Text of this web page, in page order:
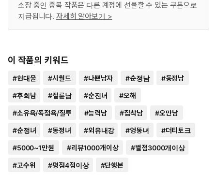
소장 중인 중복 작품은 다른 계정에 선물할 수 있는 쿠폰으로
지급됩니다. 자세히 알아보기 >
이 작품의 키워드
#현대물 #시월드 #나쁜남자 #순정남 #동정남
#후회남 #절륜남 #순진녀 #오해
#소유욕/독점욕/질투 #능력남 #집착남 #오만남
#순정녀 #동정녀 #외유내강 #엉뚱녀 #더티토크
#5000~1만원 #리뷰1000개이상 #별점3000개이상
#고수위 #평점4점이상 #단행본